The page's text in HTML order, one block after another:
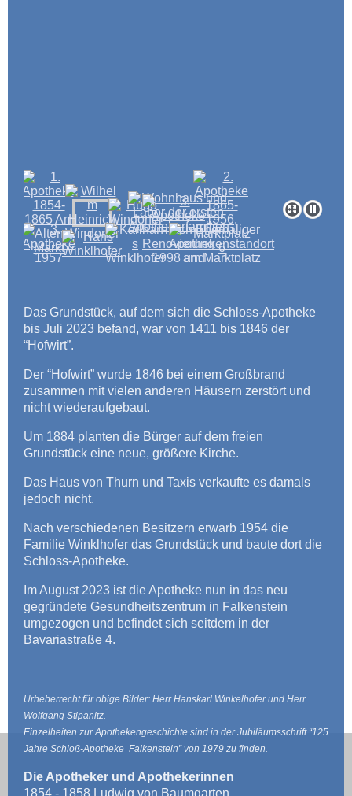
Das Grundstück, auf dem sich die Schloss-Apotheke
bis Juli 2023 befand, war von 1411 bis 1846 der
“Hofwirt”.
Der “Hofwirt” wurde 1846 bei einem Großbrand
zusammen mit vielen anderen Häusern zerstört und
nicht wiederaufgebaut.
Um 1884 planten die Bürger auf dem freien
Grundstück eine neue, größere Kirche.
Das Haus von Thurn und Taxis verkaufte es damals
jedoch nicht.
Nach verschiedenen Besitzern erwarb 1954 die
Familie Winklhofer das Grundstück und baute dort die
Schloss-Apotheke.
Im August 2023 ist die Apotheke nun in das neu
gegründete Gesundheitszentrum in Falkenstein
umgezogen und befindet sich seitdem in der
Bavariastraße 4.
Urheberrecht für obige Bilder: Herr Hanskarl Winkelhofer und Herr
Wolfgang Stipanitz.
Einzelheiten zur Apothekengeschichte sind in der Jubiläumsschrift “125
Jahre Schloß-Apotheke Falkenstein” von 1979 zu finden.
Die Apotheker und Apothekerinnen
1854 - 1858 Ludwig von Baumgarten